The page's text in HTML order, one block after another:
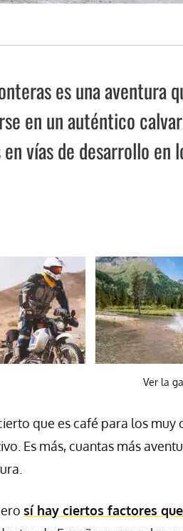
es una aventura
en un auténtico
vías de desarrollo en
Ver la
que es café para los muy
Es más, cuantas más
sí hay ciertos factores